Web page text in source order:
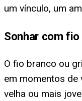
um vínculo, um
Sonhar com
O fio branco ou
em momentos de
velha ou mais